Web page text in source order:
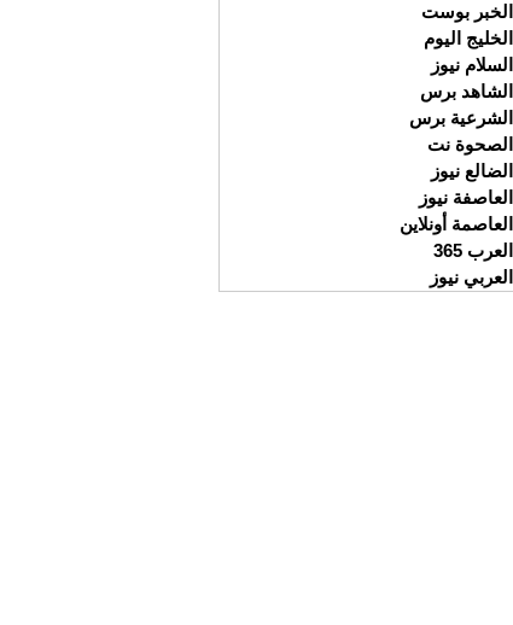
الخبر بوست
الخليج اليوم
السلام نيوز
الشاهد برس
الشرعية برس
الصحوة نت
الضالع نيوز
العاصفة نيوز
العاصمة أونلاين
العرب 365
العربي نيوز